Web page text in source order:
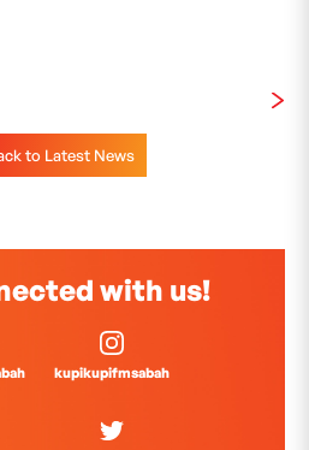
to Latest News
with us!
kupikupifmsabah